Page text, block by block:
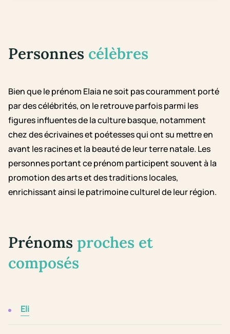
Personnes célèbres
Bien que le prénom Elaia ne soit pas couramment porté
par des célébrités, on le retrouve parfois parmi les
figures influentes de la culture basque, notamment
chez des écrivaines et poétesses qui ont su mettre en
avant les racines et la beauté de leur terre natale. Les
personnes portant ce prénom participent souvent à la
promotion des arts et des traditions locales,
enrichissant ainsi le patrimoine culturel de leur région.
Prénoms proches et
composés
Eli